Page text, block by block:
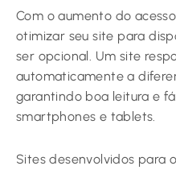
Com o aumento do
otimizar seu site para
ser opcional. Um site
automaticamente a
garantindo boa leitura e
smartphones e tablets.
Sites desenvolvidos para